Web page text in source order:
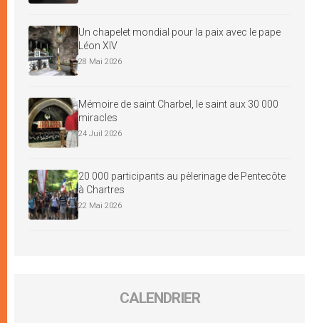
Un chapelet mondial pour la paix avec le pape
Léon XIV
28 Mai 2026
Mémoire de saint Charbel, le saint aux 30 000
miracles
24 Juil 2026
20 000 participants au pèlerinage de Pentecôte
à Chartres
22 Mai 2026
CALENDRIER